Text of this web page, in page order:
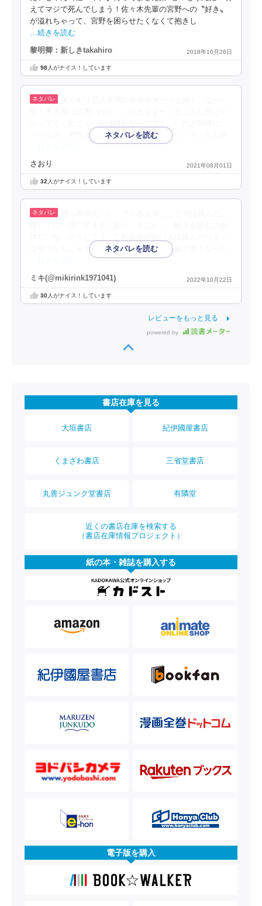
えてマジで死んでしまう！佐々木先輩の宮野への〝好き〟
が溢れちゃって、宮野を困らせたくなくて抱きし
…続きを読む
黎明卿：新しきtakahiro 2018年10月26日
98人がナイス！しています
ノベルズ「平野と鍵浦」が発売されたらしい。そっちも絶
さおり 2021年08月01日
32人がナイス！しています
なやつなんじゃ？キュンキュンしすぎて心臓が痛くなった
ミキ(@mikirink1971041) 2022年10月22日
30人がナイス！しています
レビューをもっと見る
powered by
書店在庫を見る
大垣書店 紀伊國屋書店
くまざわ書店 三省堂書店
丸善ジュンク堂書店 有隣堂
近くの書店在庫を検索する
（書店在庫情報プロジェクト）
紙の本・雑誌を購入する
電子版を購入